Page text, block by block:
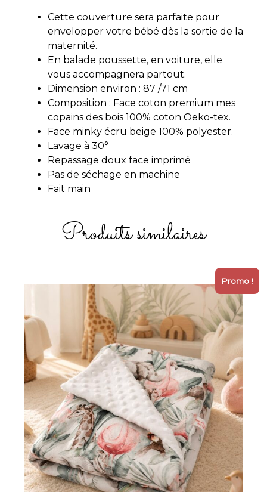
Cette couverture sera parfaite pour
envelopper votre bébé dès la sortie de la
maternité.
En balade poussette, en voiture, elle
vous accompagnera partout.
Dimension environ : 87 /71 cm
Composition : Face coton premium mes
copains des bois 100% coton Oeko-tex.
Face minky écru beige 100% polyester.
Lavage à 30°
Repassage doux face imprimé
Pas de séchage en machine
Fait main
Produits similaires
Promo !